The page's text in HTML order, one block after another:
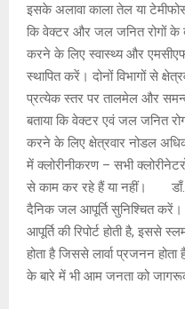
इसके अलावा काला तेल या
कि वेक्टर और जल जनित रोगों के
करने के लिए स्वास्थ्य और एमसीएफ
स्थापित करें। दोनों विभागों से
प्रत्येक स्तर पर तालमेल और
बताया कि वेक्टर एवं जल जनित
करने के लिए क्षेत्रवार नोडल
में क्लोरीनीकरण – सभी
से काम कर रहे हैं या नहीं। डाँ.
दैनिक जल आपूर्ति सुनिश्चित करें।
आपूर्ति की रिपोर्ट होती है, इससे
होता है जिससे लार्वा प्रजनन होता
के बारे में भी आम जनता को